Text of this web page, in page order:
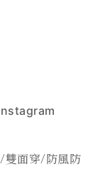
雙面穿/防風防